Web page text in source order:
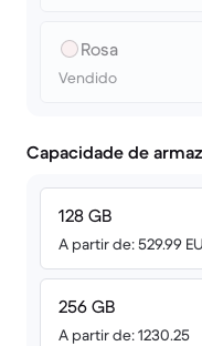
Rosa
Vendido
Capacidade de
128 GB
A partir de: 529.99
256 GB
A partir de: 1230.25